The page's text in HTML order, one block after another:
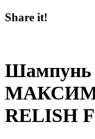
Share it!
RELISH